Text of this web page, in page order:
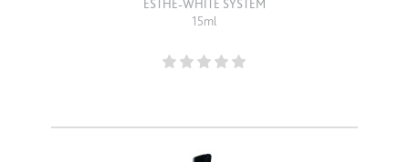
ESTHE-WHITE SYSTEM
15ml